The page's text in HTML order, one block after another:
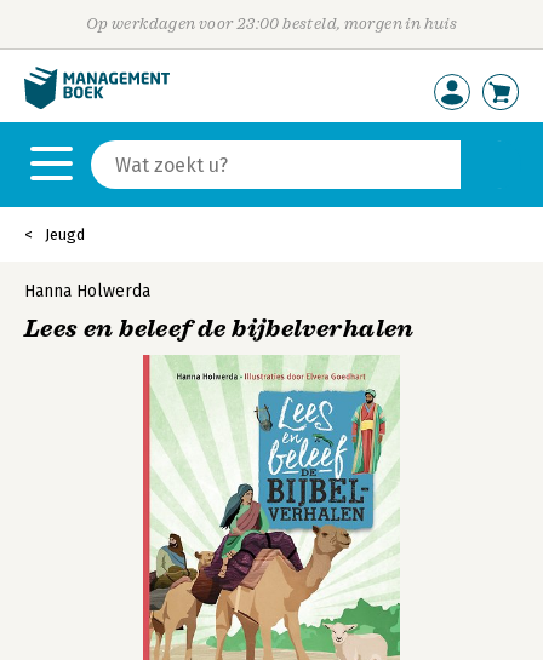
Op werkdagen voor 23:00 besteld, morgen in huis
Jeugd
Hanna Holwerda
Lees en beleef de bijbelverhalen